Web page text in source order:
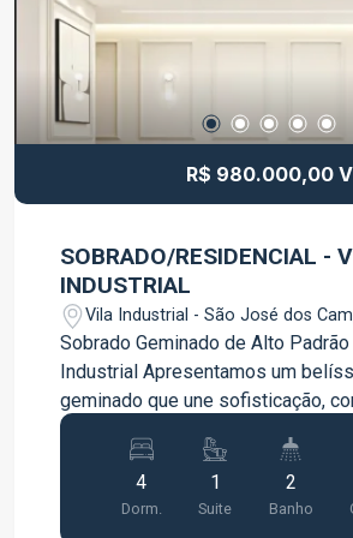
quem deseja morar com conforto,
acesso a uma infraestrutura completa.
contato para mais informações ou
visita.
R$ 980.000,00 V
SOBRADO/RESIDENCIAL -
INDUSTRIAL
Vila Industrial - São José dos
Sobrado Geminado de Alto
Industrial Apresentamos um belíssimo sobrado
geminado que une sofisticação,
acabamento impecável. Projetado
de alta qualidade e design
quem busca exclusividade,
qualidade de vida em uma
4
Dorm.
1
Suite
2
Banho